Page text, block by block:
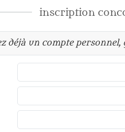
inscription
déjà un compte personnel,